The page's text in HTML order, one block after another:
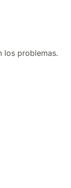
los problemas.